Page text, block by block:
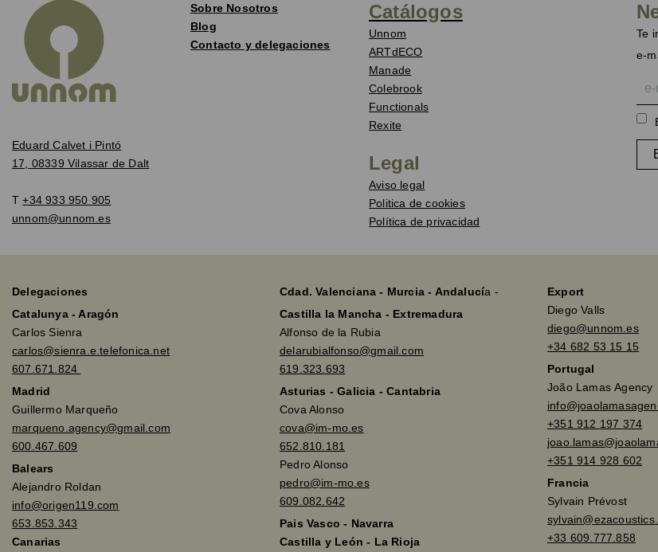
Eduard Calvet i Pintó
17, 08339 Vilassar de Dalt
T+34 933 950 905
unnom@unnom.es
Sobre Nosotros
Blog
Contacto y delegaciones
Catálogos
Unnom
ARTdECO
Manade
Colebrook
Functionals
Rexite
Legal
Aviso legal
Politica de cookies
Política de privacidad
Te
e-
Delegaciones
Catalunya - Aragón
Carlos Sienra
carlos@sienra.e.telefonica.net
607.671.824
Madrid
Guillermo Marqueño
marqueno.agency@gmail.com
600.467.609
Balears
Alejandro Roldan
info@origen119.com
653.853.343
Canarias
Cdad. Valenciana - Murcia - Andalucía -
Castilla la Mancha - Extremadura
Alfonso de la Rubia
delarubialfonso@gmail.com
619.323.693
Asturias - Galicia - Cantabria
Cova Alonso
cova@im-mo.es
652.810.181
Pedro Alonso
pedro@im-mo.es
609.082.642
Pais Vasco - Navarra
Castilla y León - La Rioja
Export
Diego Valls
diego@unnom.es
+34 682 53 15 15
Portugal
João Lamas Agency
+351 912 197 374
+351 914 928 602
Francia
Sylvain Prévost
+33 609.777.858